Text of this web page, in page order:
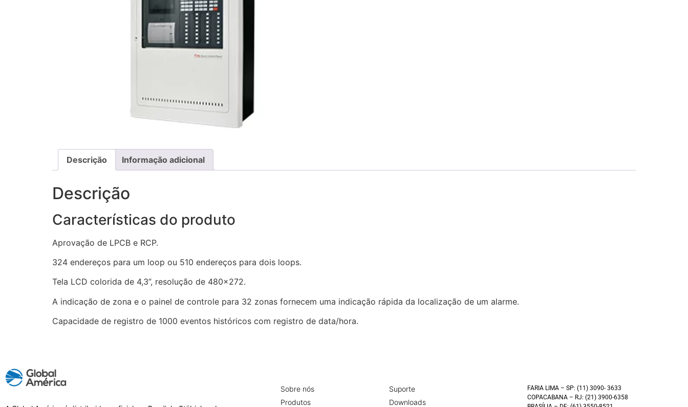
Descrição Informação adicional
Descrição
Características do produto
Aprovação de LPCB e RCP.
324 endereços para um loop ou 510 endereços para dois loops.
Tela LCD colorida de 4,3”, resolução de 480×272.
A indicação de zona e o painel de controle para 32 zonas fornecem uma indicação rápida da localização de um alarme.
Capacidade de registro de 1000 eventos históricos com registro de data/hora.
Sobre nós
Produtos
Suporte
Downloads
FARIA LIMA – SP: (11) 3090- 3633
COPACABANA – RJ: (21) 3900-6358